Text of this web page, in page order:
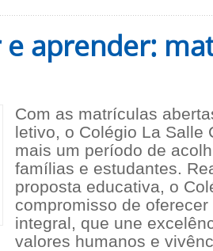
e aprender:
Com as matrículas
letivo, o Colégio La Salle
mais um período de
famílias e estudantes.
proposta educativa, o
compromisso de
integral, que une
valores humanos e